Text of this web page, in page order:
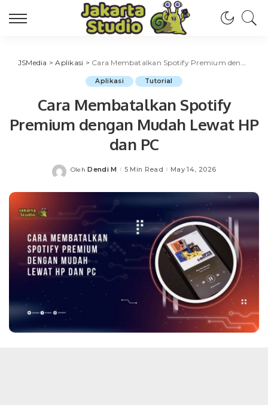
JSMedia >Aplikasi > Cara Membatalkan Spotify Premium dengan Mudah Lewat HP dan PC
Aplikasi Tutorial
Cara Membatalkan Spotify
Premium dengan Mudah Lewat HP
dan PC
Posted
Oleh Dendi M 5 Min Read May 14, 2026